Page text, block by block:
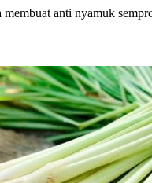
membuat anti nyamuk